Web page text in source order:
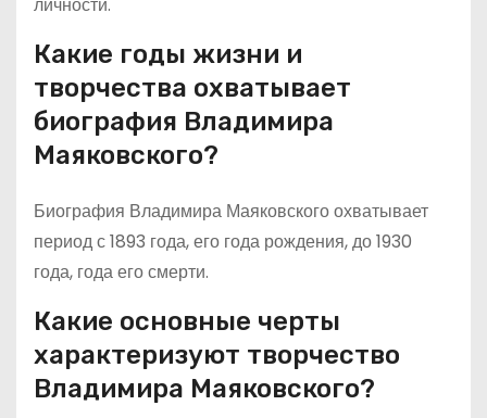
Какие годы жизни и
творчества охватывает
биография Владимира
Маяковского?
Биография Владимира Маяковского охватывает
период с 1893 года, его года рождения, до 1930
года, года его смерти.
Какие основные черты
характеризуют творчество
Владимира Маяковского?